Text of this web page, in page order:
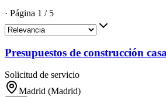
· Página 1 / 5
Presupuestos de construcción
Solicitud de servicio
Madrid (Madrid)